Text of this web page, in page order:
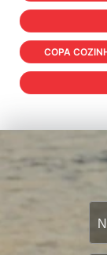
COPA